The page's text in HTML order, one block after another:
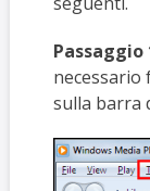
Passaggio
necessario
sulla barra